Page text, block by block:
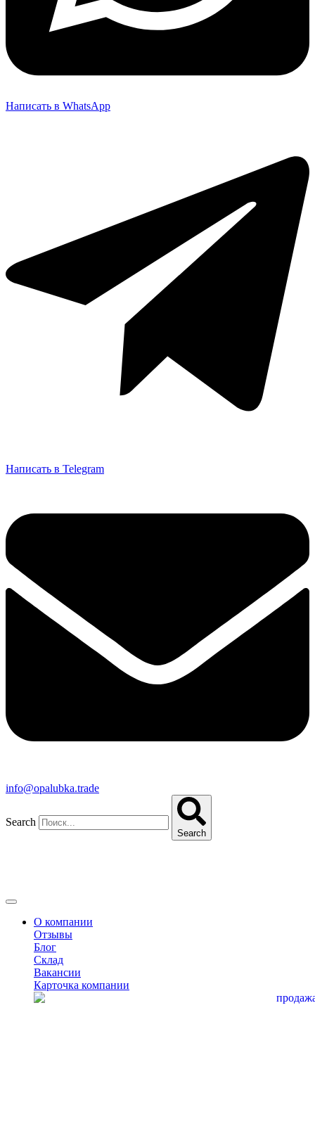
Написать в WhatsApp
Написать в Telegram
info@opalubka.trade
Search
Search
О компании
Отзывы
Блог
Склад
Вакансии
Карточка компании